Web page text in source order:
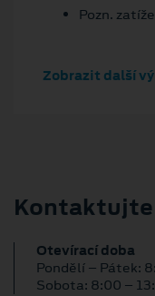
Pozn.
Zobrazit další
Kontaktujte
Otevírací doba
Pondělí – Pátek:
Sobota: 8:00 –